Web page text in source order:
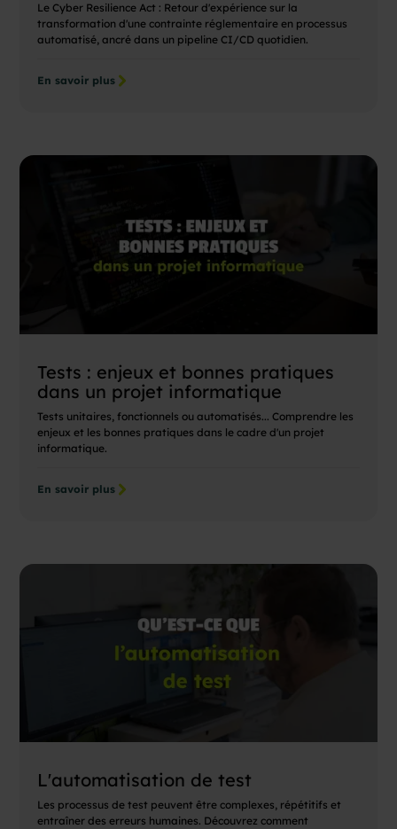
Le Cyber Resilience Act : Retour d'expérience sur la
transformation d'une contrainte réglementaire en processus
automatisé, ancré dans un pipeline CI/CD quotidien.
En savoir plus
Tests : enjeux et bonnes pratiques
dans un projet informatique
Tests unitaires, fonctionnels ou automatisés... Comprendre les
enjeux et les bonnes pratiques dans le cadre d'un projet
informatique.
En savoir plus
L'automatisation de test
Les processus de test peuvent être complexes, répétitifs et
entraîner des erreurs humaines. Découvrez comment